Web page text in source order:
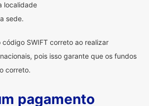
localidade
sede.
código SWIFT correto ao realizar
pois isso garante que os fundos
correto.
pagamento